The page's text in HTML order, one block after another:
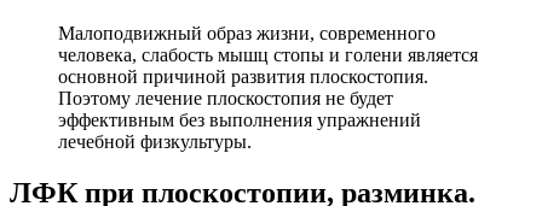
Малоподвижный образ жизни, современного
человека, слабость мышц стопы и голени является
основной причиной развития плоскостопия.
Поэтому лечение плоскостопия не будет
эффективным без выполнения упражнений
лечебной физкультуры.
ЛФК при плоскостопии, разминка.